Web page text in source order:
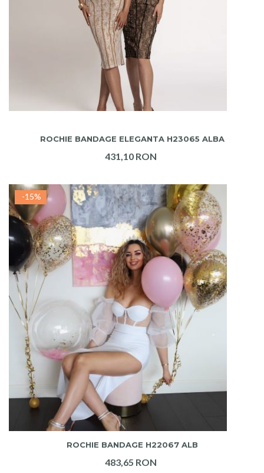
ROCHIE BANDAGE ELEGANTA H23065 ALBA
431,10 RON
-15%
ADAUGA IN COS
ROCHIE BANDAGE H22067 ALB
483,65 RON